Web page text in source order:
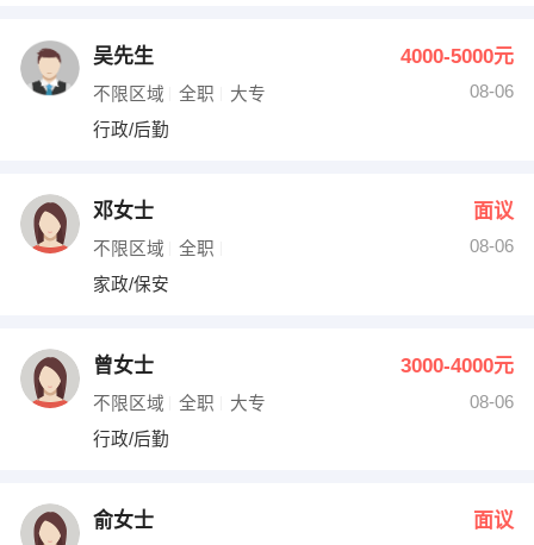
其他职位
吴先生 4000-5000元
不限区域 全职 大专
08-06
行政/后勤
邓女士 面议
不限区域 全职
08-06
家政/保安
曾女士 3000-4000元
不限区域 全职 大专
08-06
行政/后勤
俞女士 面议